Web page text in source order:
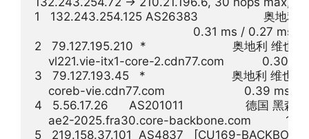
1   132.243.254.125 AS26383                   奥地利
0.31 ms / 0.27
2   79.127.195.210  *                         奥地利 维
vl221.vie-itx1-core-2.cdn77.com           0.30
3   79.127.193.45   *                         奥地利 维
coreb-vie.cdn77.com                       0.39 ms
4   5.56.17.26      AS201011                  德国 黑森
ae2-2025.fra30.core-backbone.com
5   219.158.37.101  AS4837   [CU169-